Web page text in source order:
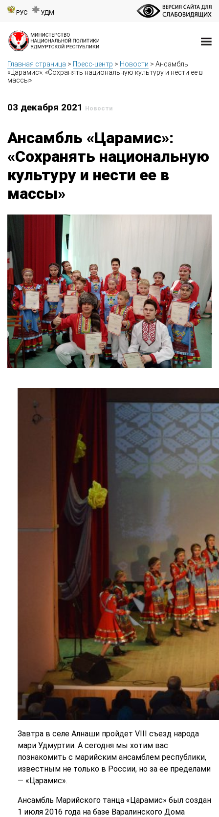
РУС УДМ
Главная страница > Пресс-центр > Новости > Ансамбль
«Царамис»: «Сохранять национальную культуру и нести ее в
массы»
03 декабря 2021 Новости
Ансамбль «Царамис»:
«Сохранять национальную
культуру и нести ее в
массы»
Завтра в селе Алнаши пройдет VIII съезд народа
мари Удмуртии. А сегодня мы хотим вас
познакомить с марийским ансамблем республики,
известным не только в России, но за ее пределами
— «Царамис».
Ансамбль Марийского танца «Царамис» был создан
1 июля 2016 года на базе Варалинского Дома